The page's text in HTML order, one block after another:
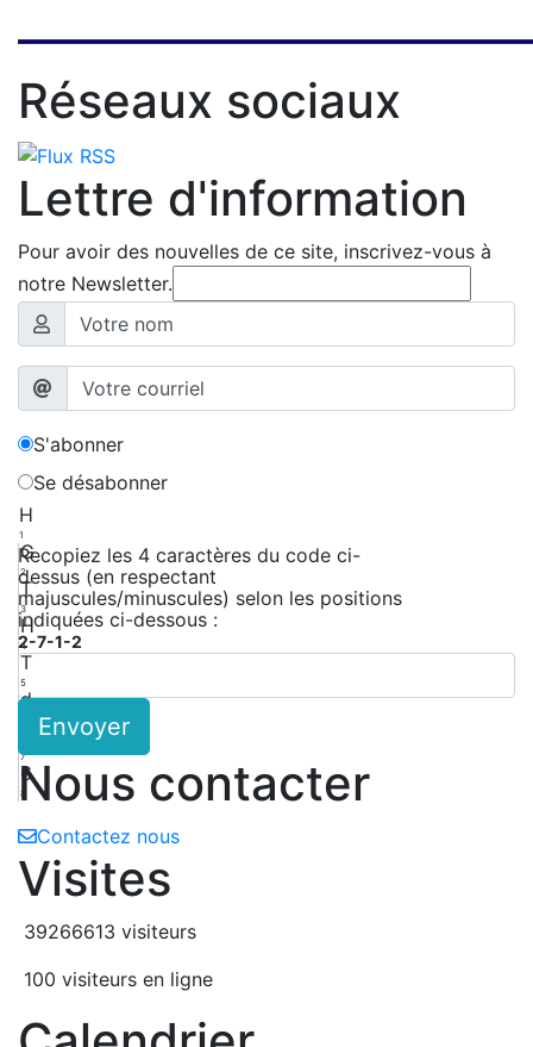
Réseaux sociaux
Lettre d'information
Pour avoir des nouvelles de ce site, inscrivez-vous à
notre Newsletter.
S'abonner
Se désabonner
H
1
G
2
T
3
H
4
T
5
d
7
6
8
Recopiez les 4 caractères du code ci-
dessus (en respectant
majuscules/minuscules) selon les positions
indiquées ci-dessous :
2-7-1-2
Envoyer
Nous contacter
Contactez nous
Visites
39266613 visiteurs
100 visiteurs en ligne